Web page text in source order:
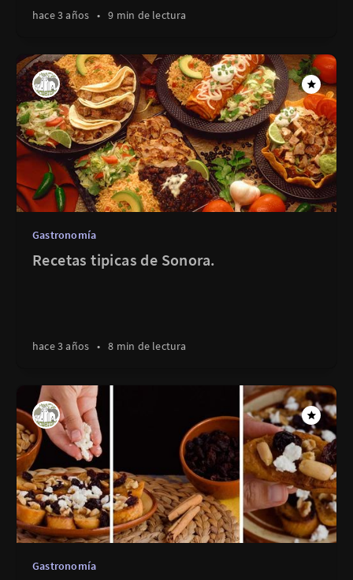
hace 3 años • 9 min de lectura
Gastronomía
Recetas tipicas de Sonora.
hace 3 años • 8 min de lectura
Gastronomía